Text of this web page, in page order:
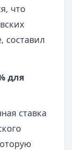
что
составил
для
ставка